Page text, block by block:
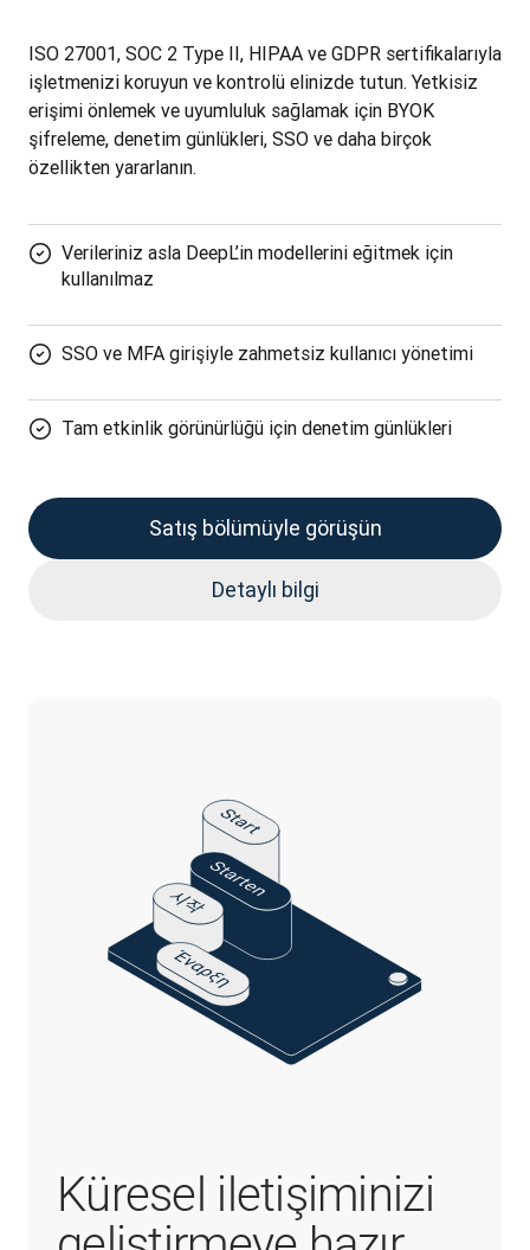
ISO 27001, SOC 2 Type II, HIPAA ve GDPR sertifikalarıyla
işletmenizi koruyun ve kontrolü elinizde tutun. Yetkisiz
erişimi önlemek ve uyumluluk sağlamak için BYOK
şifreleme, denetim günlükleri, SSO ve daha birçok
özellikten yararlanın.
Verileriniz asla DeepL’in modellerini eğitmek için
kullanılmaz
SSO ve MFA girişiyle zahmetsiz kullanıcı yönetimi
Tam etkinlik görünürlüğü için denetim günlükleri
Satış bölümüyle görüşün
Detaylı bilgi
Küresel iletişiminizi